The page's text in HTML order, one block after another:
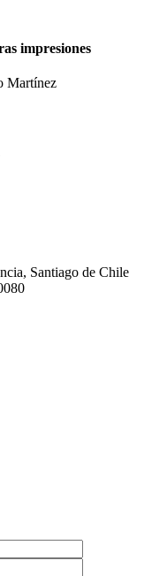
impresiones
Santiago de Chile